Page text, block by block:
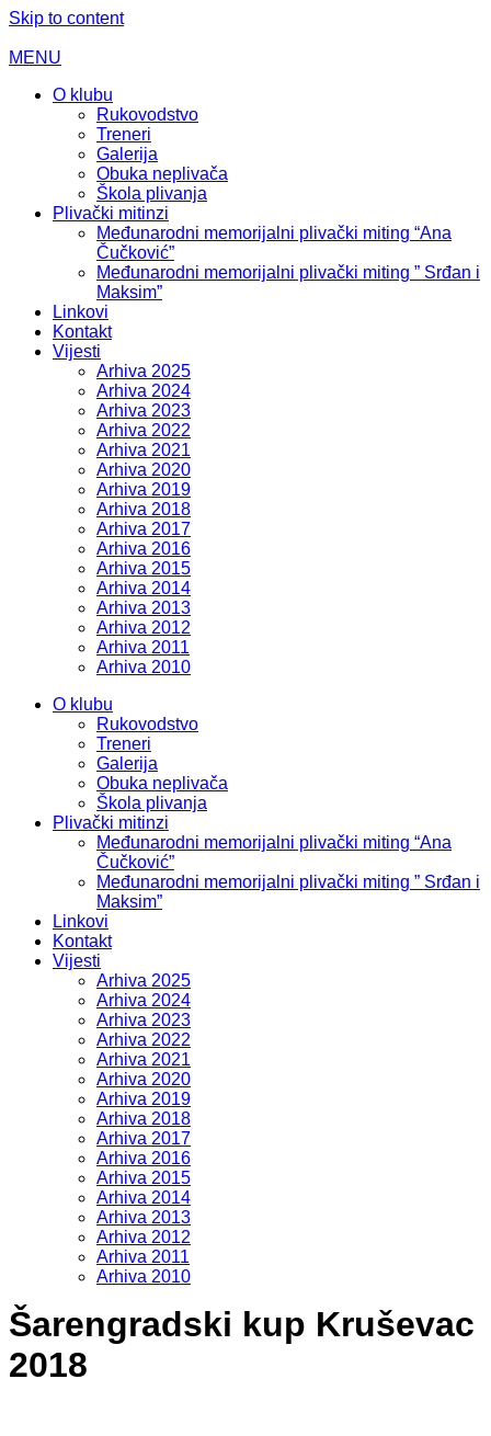
Skip to content
MENU
O klubu
Rukovodstvo
Treneri
Galerija
Obuka neplivača
Škola plivanja
Plivački mitinzi
Međunarodni memorijalni plivački miting “Ana
Čučković”
Međunarodni memorijalni plivački miting ” Srđan i
Maksim”
Linkovi
Kontakt
Vijesti
Arhiva 2025
Arhiva 2024
Arhiva 2023
Arhiva 2022
Arhiva 2021
Arhiva 2020
Arhiva 2019
Arhiva 2018
Arhiva 2017
Arhiva 2016
Arhiva 2015
Arhiva 2014
Arhiva 2013
Arhiva 2012
Arhiva 2011
Arhiva 2010
O klubu
Rukovodstvo
Treneri
Galerija
Obuka neplivača
Škola plivanja
Plivački mitinzi
Međunarodni memorijalni plivački miting “Ana
Čučković”
Međunarodni memorijalni plivački miting ” Srđan i
Maksim”
Linkovi
Kontakt
Vijesti
Arhiva 2025
Arhiva 2024
Arhiva 2023
Arhiva 2022
Arhiva 2021
Arhiva 2020
Arhiva 2019
Arhiva 2018
Arhiva 2017
Arhiva 2016
Arhiva 2015
Arhiva 2014
Arhiva 2013
Arhiva 2012
Arhiva 2011
Arhiva 2010
Šarengradski kup Kruševac
2018